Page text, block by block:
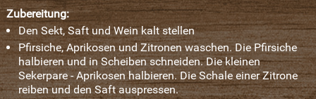
Zubereitung:
Den Sekt, Saft und Wein kalt stellen
Pfirsiche, Aprikosen und Zitronen waschen. Die Pfirsiche
halbieren und in Scheiben schneiden. Die kleinen
Sekerpare - Aprikosen halbieren. Die Schale einer Zitrone
reiben und den Saft auspressen.